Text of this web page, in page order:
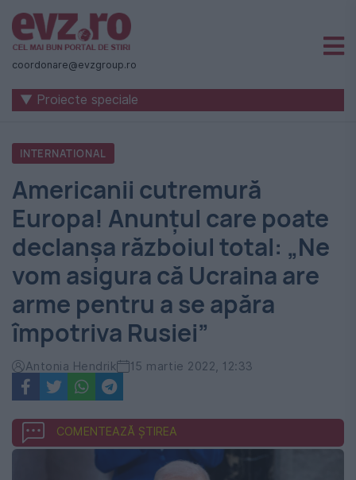
Știri
naționale
internaționale
România
-
Evenimentul
Zilei
coordonare@evzgroup.ro
▼ Proiecte speciale
INTERNATIONAL
Americanii cutremură
Europa! Anunţul care poate
declanşa războiul total: „Ne
vom asigura că Ucraina are
arme pentru a se apăra
împotriva Rusiei”
Antonia Hendrik 15 martie 2022, 12:33
COMENTEAZĂ ȘTIREA